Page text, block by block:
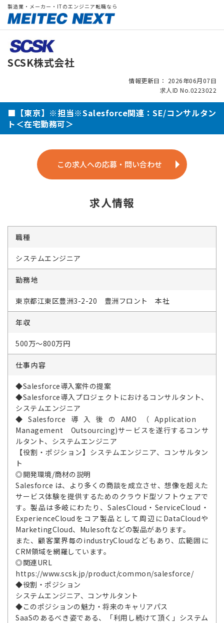
製造業・メーカー・ITのエンジニア転職なら
SCSK株式会社
情報更新日： 2026年06月07日
求人ID No.0223022
■【東京】※担当※Salesforce関連：SE/コンサルタン
ト＜在宅勤務可＞
この求人への応募・問い合わせ
求人情報
職種
システムエンジニア
勤務地
東京都江東区豊洲3-2-20 豊洲フロント 本社
年収
500万～800万円
仕事内容
◆Salesforce導入案件の提案
◆Salesforce導入プロジェクトにおけるコンサルタント、
システムエンジニア
◆Salesforce導入後のAMO（Application
Management Outsourcing)サービスを遂行するコンサ
ルタント、システムエンジニア
【役割・ポジション】システムエンジニア、コンサルタン
ト
◎開発環境/商材の説明
Salesforce は、より多くの商談を成立させ、想像を超えた
サービス体験を提供するためのクラウド型ソフトウェアで
す。製品は多岐にわたり、SalesCloud・ServiceCloud・
ExperienceCloudをコア製品として周辺にDataCloudや
MarketingCloud、Mulesoftなどの製品があります。
また、顧客業界毎のindustryCloudなどもあり、広範囲に
CRM領域を網羅しています。
◎関連URL
https://www.scsk.jp/product/common/salesforce/
◆役割・ポジション
システムエンジニア、コンサルタント
◆このポジションの魅力・将来のキャリアパス
SaaSのあるべき姿である、「利用し続けて頂く」システム